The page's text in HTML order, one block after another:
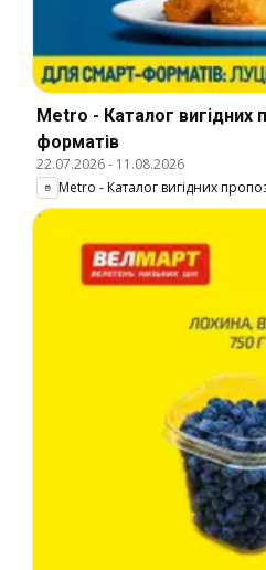
Metro - Каталог вигідних
форматів
22.07.2026- 11.08.2026
Metro - Каталог вигідних